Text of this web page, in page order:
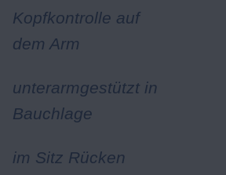
Kopfkontrolle auf
dem Arm
unterarmgestützt in
Bauchlage
im Sitz Rücken